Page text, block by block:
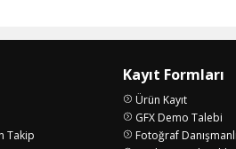
Takip
Kayıt Formları
Ürün Kayıt
GFX Demo Talebi
Fotoğraf